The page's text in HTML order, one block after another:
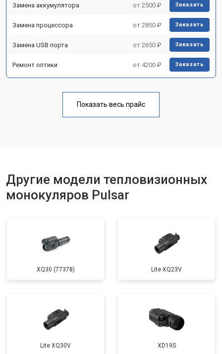
Замена аккумулятора от 2500 ₽ Заказать
Замена процессора от 2850 ₽ Заказать
Замена USB порта от 2650 ₽ Заказать
Ремонт оптики от 4200 ₽ Заказать
Показать весь прайс
Другие модели тепловизионных
монокуляров Pulsar
XQ30 (77378) Lite XQ23V
Lite XQ30V XD19S